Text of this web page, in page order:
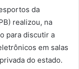
da
realizou, na
para discutir a
em salas
do estado.